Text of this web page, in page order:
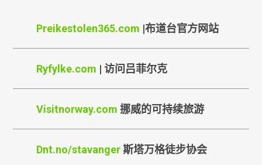
Preikestolen365.com |布道台官方网站
Ryfylke.com | 访问吕菲尔克
Visitnorway.com 挪威的可持续旅游
Dnt.no/stavanger斯塔万格徒步协会